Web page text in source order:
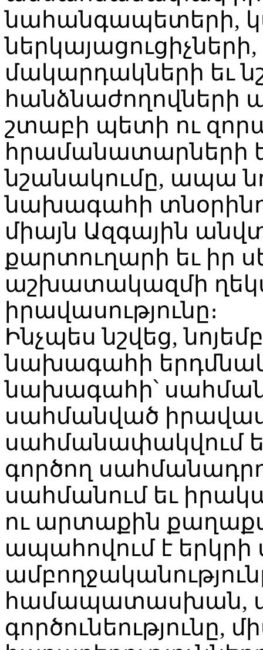
նահանգապետերի,
մակարդակների եւ
հանձնաժողովների
շտաբի պետի ու
հրամանատարների
նշանակումը, ապա
նախագահի
միայն Ազգային
քարտուղարի եւ իր
աշխատակազմի
իրավասությունը։
Ինչպես նշվեց,
նախագահի
նախագահի՝
սահմանված
սահմանափակվում
գործող
սահմանում եւ
ու արտաքին
ապահովում է երկրի
համապատասխան,